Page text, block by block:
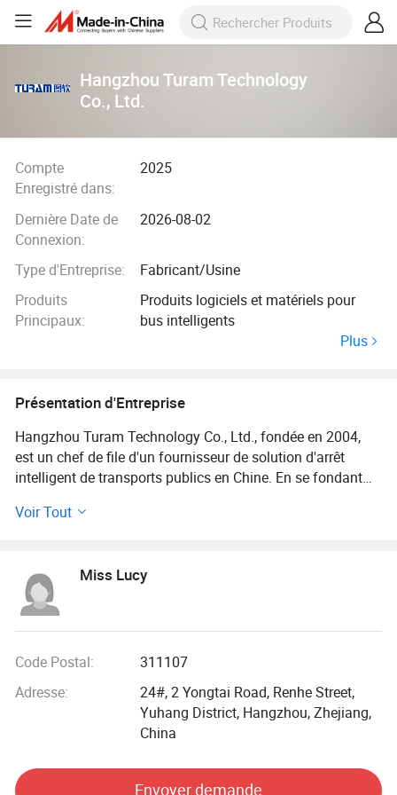
Hangzhou Turam Technology
Co., Ltd.
Compte
Enregistré dans:
2025
Dernière Date de
Connexion:
2026-08-02
Type d'Entreprise:
Fabricant/Usine
Produits
Principaux:
Produits logiciels et matériels pour
bus intelligents
Plus
Présentation d'Entreprise
Hangzhou Turam Technology Co., Ltd., fondée en 2004,
est un chef de file d'un fournisseur de solution d'arrêt
intelligent de transports publics en Chine. En se fondant
big analyse de données, et ai algorithmes, Turam
Le matériel produits comprennent les bornes intégrés
intelligents de transport public (y compris les bornes
terminaux vidéo, full-LED de couleur route électronique des
écrans, LCD intégrée de publicité de machines, full-couleur
multi-l'extrémité arrière de la matrice des écrans
publicitaires, la conduite de l'aide de la sécurité des
périphériques, rétroviseurs électronique (y compris à 360
Voir Tout
Miss Lucy
Code Postal:
311107
Adresse:
24#, 2 Yongtai Road, Renhe Street,
Yuhang District, Hangzhou, Zhejiang,
China
Envoyer demande